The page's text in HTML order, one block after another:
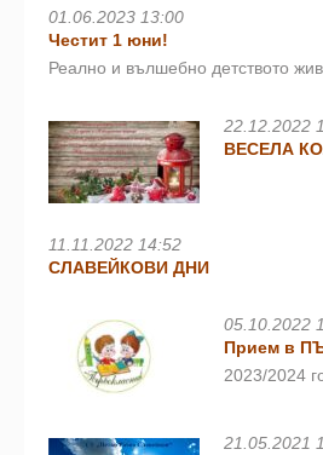
01.06.2023 13:00
Честит 1 юни!
Реално и вълшебно детството
22.12.2022
ВЕСЕЛА
11.11.2022 14:52
СЛАВЕЙКОВИ ДНИ
05.10.2022
Прием в
2023/2024
21.05.2021